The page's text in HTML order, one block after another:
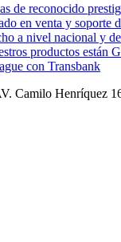
de reconocido
en venta y soporte
a nivel nacional y
productos están
con Transbank
Camilo Henríquez